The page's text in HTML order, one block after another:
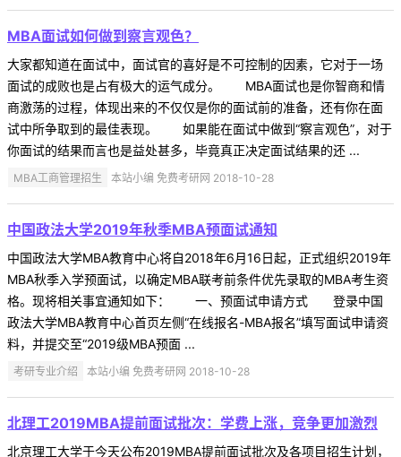
MBA面试如何做到察言观色？
大家都知道在面试中，面试官的喜好是不可控制的因素，它对于一场
面试的成败也是占有极大的运气成分。 MBA面试也是你智商和情
商激荡的过程，体现出来的不仅仅是你的面试前的准备，还有你在面
试中所争取到的最佳表现。 如果能在面试中做到“察言观色”，对于
你面试的结果而言也是益处甚多，毕竟真正决定面试结果的还 ...
MBA工商管理招生 本站小编 免费考研网 2018-10-28
中国政法大学2019年秋季MBA预面试通知
中国政法大学MBA教育中心将自2018年6月16日起，正式组织2019年
MBA秋季入学预面试，以确定MBA联考前条件优先录取的MBA考生资
格。现将相关事宜通知如下： 一、预面试申请方式 登录中国
政法大学MBA教育中心首页左侧“在线报名-MBA报名”填写面试申请资
料，并提交至“2019级MBA预面 ...
考研专业介绍 本站小编 免费考研网 2018-10-28
北理工2019MBA提前面试批次：学费上涨，竞争更加激烈
北京理工大学于今天公布2019MBA提前面试批次及各项目招生计划，